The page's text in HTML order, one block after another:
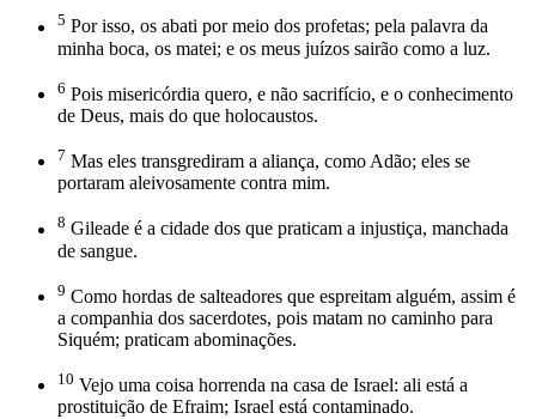
5 Por isso, os abati por meio dos profetas; pela palavra da
minha boca, os matei; e os meus juízos sairão como a luz.
6 Pois misericórdia quero, e não sacrifício, e o conhecimento
de Deus, mais do que holocaustos.
7 Mas eles transgrediram a aliança, como Adão; eles se
portaram aleivosamente contra mim.
8 Gileade é a cidade dos que praticam a injustiça, manchada
de sangue.
9 Como hordas de salteadores que espreitam alguém, assim é
a companhia dos sacerdotes, pois matam no caminho para
Siquém; praticam abominações.
10 Vejo uma coisa horrenda na casa de Israel: ali está a
prostituição de Efraim; Israel está contaminado.